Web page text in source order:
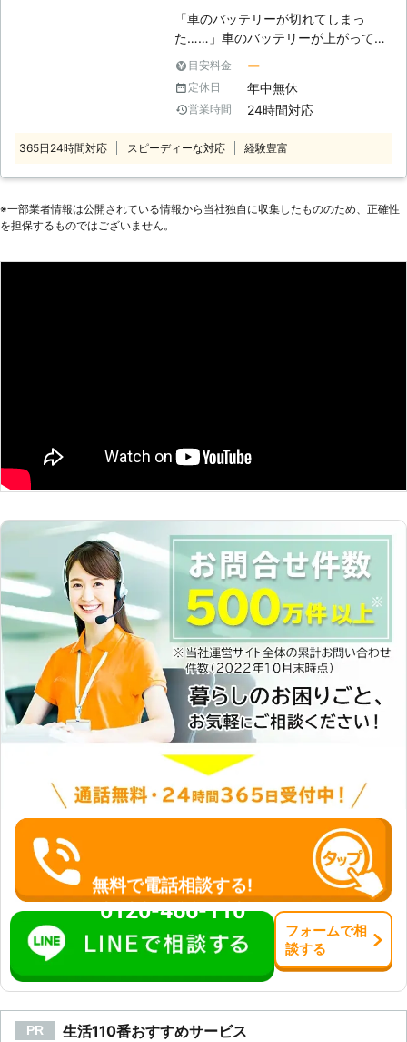
ッフは、車に携わる仕事に長年就いて
いました。その経験から、ご依頼の際
には簡単な調査を実施しています。
エンジン始動の前には車の状態を確認
し、エンジンがかからない原因を突き
でなかった場合には、対処方法のアド
しいスタッフだから、お客様の大切な
ださいね。 【古いバッテリーは交換
績】 ●滋賀県大津市 依頼内容：車の
エンジンがかからない メーカー：ス
ない メーカー：ヤマハ 料金：16,500
円 ※税込価格です。 ※依頼内容に応じ
て料金は変動します。
「車のバッテリーが切れてしまっ
た……」車のバッテリーが上がってし
まうと、エンジンが動かなくなってし
まったり、ライトが付かなくなったり
してしまいます。その原因は、車のバ
ッテリーが上がってしまったからかも
がった時は「株式会社SRT」におまか
れる原因で多いものは、電力の使い過
てしまって、バッテリーが切れてしま
かないのは事実だから、何とかしない
の充電を自分でおこなうのは危険で
るポータブルバッテリーを使うことで
充電をすることが可能です。しかしバ
ッテリーは配線の順番を間違えてしま
うと、引火して爆発を引き起こしてし
まう危険があります。 またほかに
も、バッテリーは必要以上に充電して
しまうと破裂してしまいます。行き過
ぎた充電は大量のガスが発生して、引
火して爆発を引き起こしてしまうので
す。爆発したバッテリーの破片が飛ん
できて、ケガをしてしまうことも考え
られます。そのため安全にバッテリー
を充電するためにも、業者に依頼した
方がいいかもしれません。 ●バッテ
リー充電は株式会社SRTにおまかせ！
だからこそ、車のバッテリーの充電
は、「株式会社SRT」にお任せくださ
い。弊社の強みは、24時間365日で
対応をおこなっていることです。車の
バッテリー切れは、いつどこで起こる
かわかりません。深夜もしくは早朝の
店が開いていない時間に、起こること
も十分考えられます。 こういった事
態に弊社は、素早く対応させていただ
きます。もし車のバッテリーが上がっ
た時、弊社に気軽にお問い合わせくだ
さいませ。
目安料金 ー
定休日 年中無休
営業時間 24時間対応
365日24時間対応 スピーディーな対応 経験豊富
※⼀部業者情報は公開されている情報から当社独⾃に収集したもののため、正確性
を担保するものではございません。
無料で電話相談する!
0120-466-110
フォームで相
談する
PR 生活110番おすすめサービス